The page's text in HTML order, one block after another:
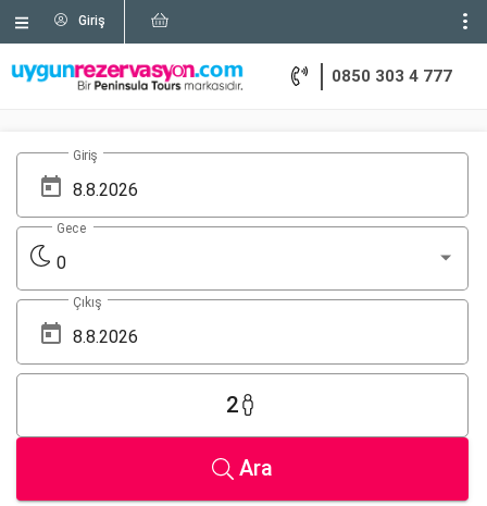
Giriş
0850 303 4 777
Giriş
0
Gece
Çıkış
2
Ara